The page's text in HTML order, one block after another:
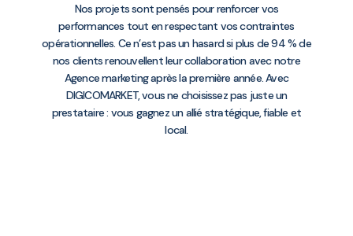
Nos projets sont pensés pour renforcer vos
performances tout en respectant vos contraintes
opérationnelles. Ce n’est pas un hasard si plus de 94 % de
nos clients renouvellent leur collaboration avec notre
Agence marketing après la première année. Avec
DIGICOMARKET, vous ne choisissez pas juste un
prestataire : vous gagnez un allié stratégique, fiable et
local.